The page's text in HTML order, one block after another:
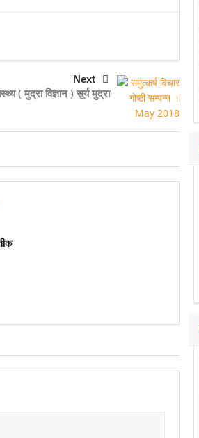
Next
( मुद्रा विज्ञान ) सूर्य मुद्रा